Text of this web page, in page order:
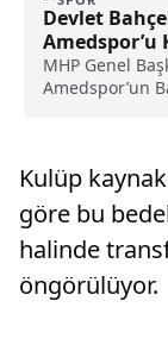
Devlet
Amedspor’u
MHP Genel
Amedspor’un
Kulüp
göre bu
halinde
öngörülüyor.